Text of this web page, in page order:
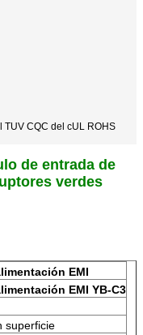
TUV CQC del cUL ROHS
de entrada de
verdes
EMI
EMI YB-C3
superficie